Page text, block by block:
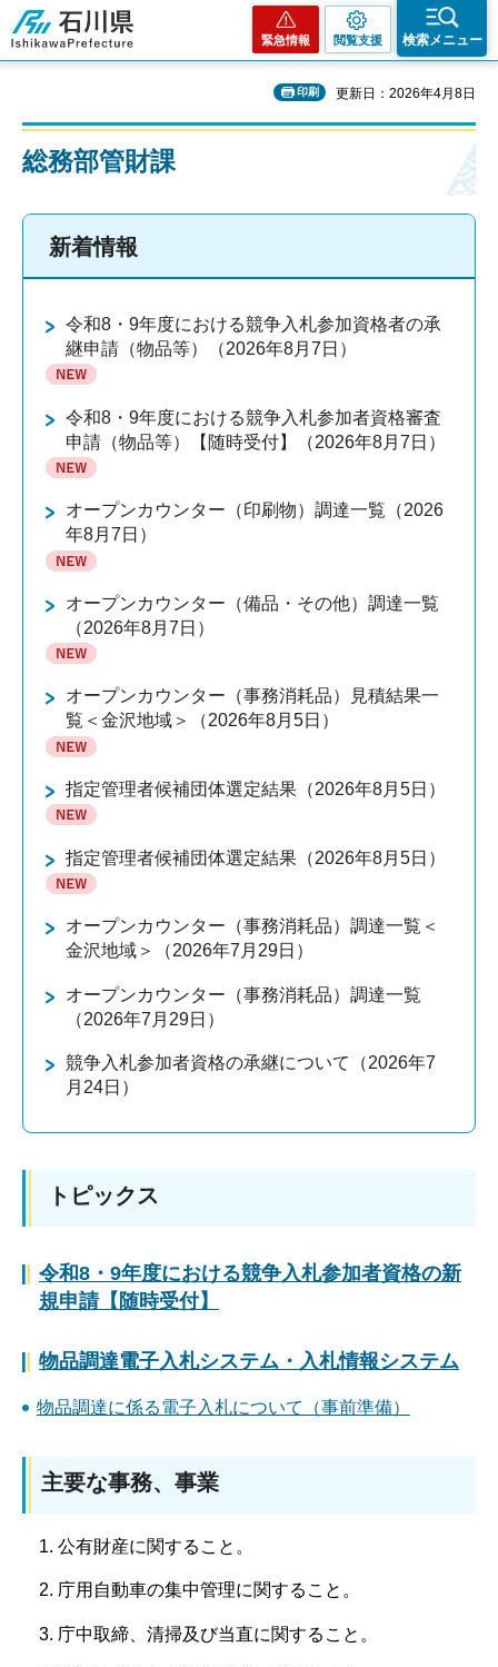
石川県
緊急情報 閲覧支援 検索メニュー
印刷 更新日：2026年4月8日
総務部管財課
新着情報
令和8・9年度における競争入札参加資格者の承
継申請（物品等）（2026年8月7日）
令和8・9年度における競争入札参加者資格審査
申請（物品等）【随時受付】（2026年8月7日）
オープンカウンター（印刷物）調達一覧（2026
年8月7日）
オープンカウンター（備品・その他）調達一覧
（2026年8月7日）
オープンカウンター（事務消耗品）見積結果一
覧＜金沢地域＞（2026年8月5日）
指定管理者候補団体選定結果（2026年8月5日）
指定管理者候補団体選定結果（2026年8月5日）
オープンカウンター（事務消耗品）調達一覧＜
金沢地域＞（2026年7月29日）
オープンカウンター（事務消耗品）調達一覧
（2026年7月29日）
競争入札参加者資格の承継について（2026年7
月24日）
トピックス
令和8・9年度における競争入札参加者資格の新
規申請【随時受付】
物品調達電子入札システム・入札情報システム
物品調達に係る電子入札について（事前準備）
主要な事務、事業
公有財産に関すること。
庁用自動車の集中管理に関すること。
庁中取締、清掃及び当直に関すること。